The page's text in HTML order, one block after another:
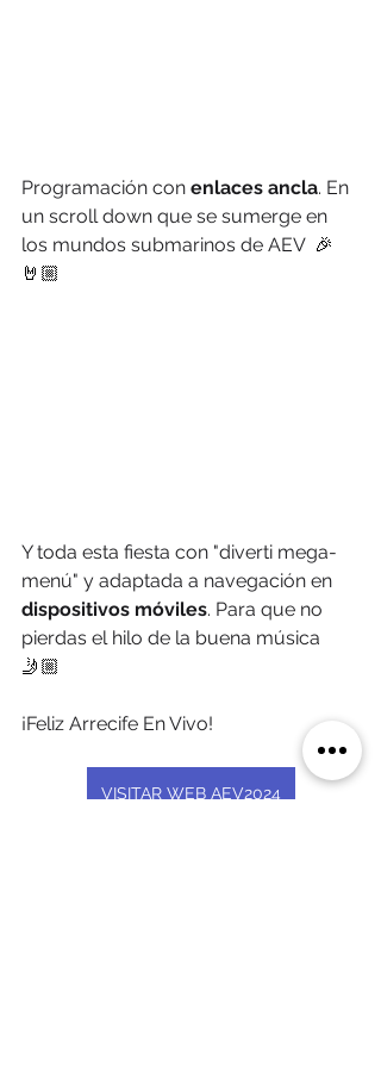
Programación con enlaces ancla. En
un scroll down que se sumerge en
los mundos submarinos de AEV 🎉
🤘🏼
Y toda esta fiesta con "diverti mega-
menú" y adaptada a navegación en
dispositivos móviles. Para que no
pierdas el hilo de la buena música
🤳🏼
¡Feliz Arrecife En Vivo!
VISITAR WEB AEV2024